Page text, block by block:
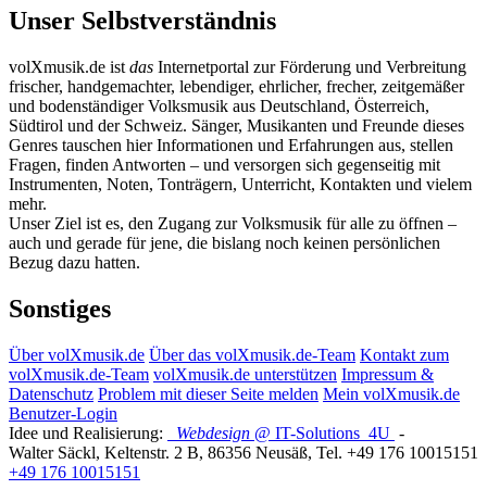
Unser Selbstverständnis
volXmusik.de ist das Internetportal zur Förderung und Verbreitung
frischer, handgemachter, lebendiger, ehrlicher, frecher, zeitgemäßer
und bodenständiger Volksmusik aus Deutschland, Österreich,
Südtirol und der Schweiz. Sänger, Musikanten und Freunde dieses
Genres tauschen hier Informationen und Erfahrungen aus, stellen
Fragen, finden Antworten – und versorgen sich gegenseitig mit
Instrumenten, Noten, Tonträgern, Unterricht, Kontakten und vielem
mehr.
Unser Ziel ist es, den Zugang zur Volksmusik für alle zu öffnen –
auch und gerade für jene, die bislang noch keinen persönlichen
Bezug dazu hatten.
Sonstiges
Über volXmusik.de Über das volXmusik.de-Team Kontakt zum
volXmusik.de-Team volXmusik.de unterstützen Impressum &
Datenschutz Problem mit dieser Seite melden Mein volXmusik.de
Benutzer-Login
Idee und Realisierung:
Webdesign @ IT-Solutions 4U -
Walter Säckl, Keltenstr. 2 B, 86356 Neusäß, Tel. +49 176 10015151
+49 176 10015151